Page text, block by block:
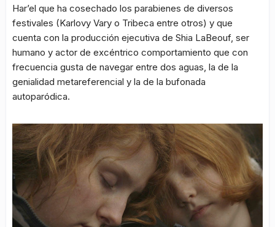
Har’el que ha cosechado los parabienes de diversos
festivales (Karlovy Vary o Tribeca entre otros) y que
cuenta con la producción ejecutiva de Shia LaBeouf, ser
humano y actor de excéntrico comportamiento que con
frecuencia gusta de navegar entre dos aguas, la de la
genialidad metareferencial y la de la bufonada
autoparódica.